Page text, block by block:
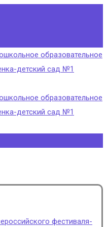
фестиваля-